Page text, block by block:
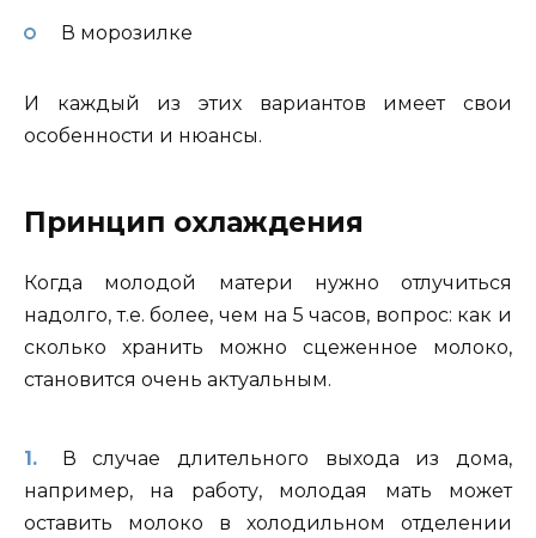
В морозилке
И каждый из этих вариантов имеет свои
особенности и нюансы.
Принцип охлаждения
Когда молодой матери нужно отлучиться
надолго, т.е. более, чем на 5 часов, вопрос: как и
сколько хранить можно сцеженное молоко,
становится очень актуальным.
В случае длительного выхода из дома,
например, на работу, молодая мать может
оставить молоко в холодильном отделении